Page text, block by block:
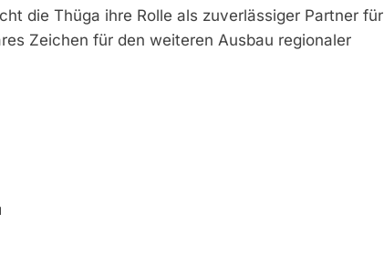
die Thüga ihre Rolle als zuverlässiger Partner für
Zeichen für den weiteren Ausbau regionaler